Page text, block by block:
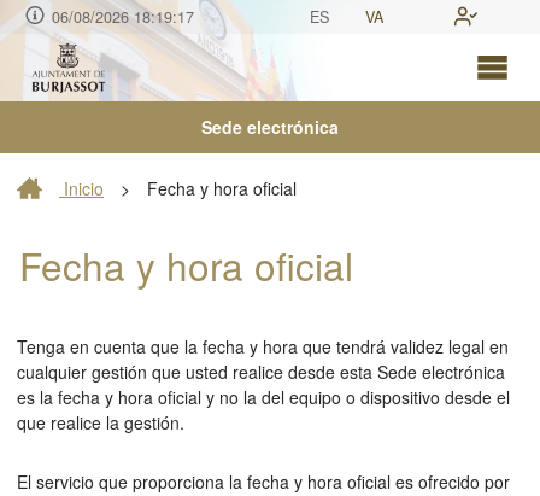
06/08/2026 18:19:17 ES VA
Sede electrónica
Inicio > Fecha y hora oficial
Fecha y hora oficial
Tenga en cuenta que la fecha y hora que tendrá validez legal en
cualquier gestión que usted realice desde esta Sede electrónica
es la fecha y hora oficial y no la del equipo o dispositivo desde el
que realice la gestión.
El servicio que proporciona la fecha y hora oficial es ofrecido por